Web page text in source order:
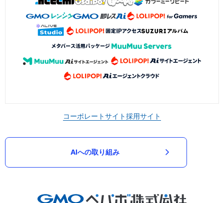
コーポレートサイト採用サイト
AIへの取り組み